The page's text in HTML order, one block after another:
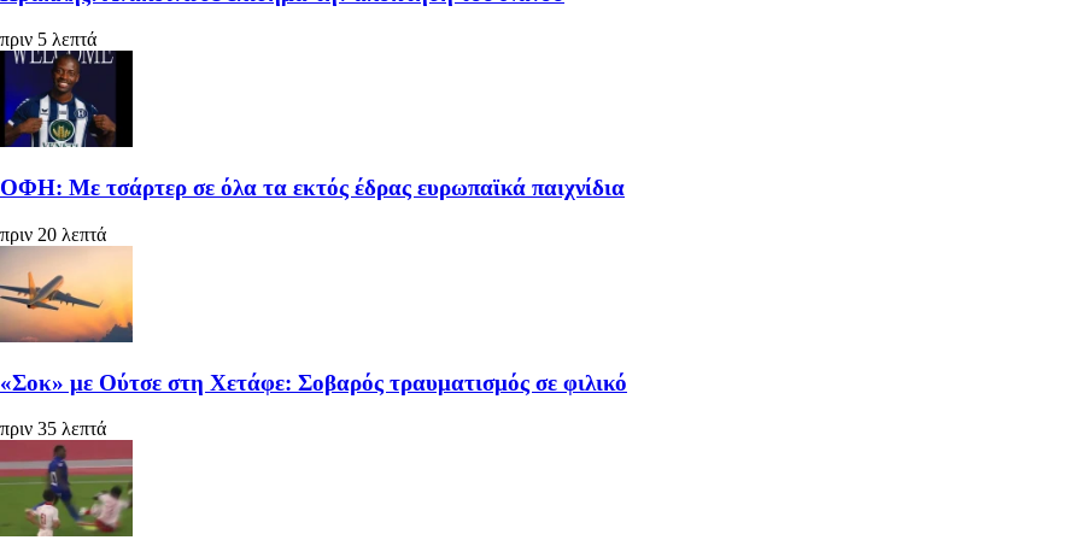
πριν 5 λεπτά
ΟΦΗ: Με τσάρτερ σε όλα τα εκτός έδρας ευρωπαϊκά παιχνίδια
πριν 20 λεπτά
«Σοκ» με Ούτσε στη Χετάφε: Σοβαρός τραυματισμός σε φιλικό
πριν 35 λεπτά